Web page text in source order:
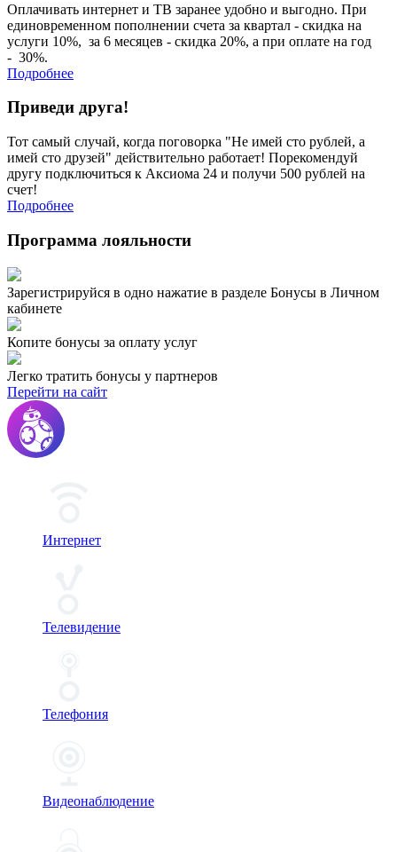
Оплачивать интернет и ТВ заранее удобно и выгодно. При
единовременном пополнении счета за квартал - скидка на
услуги 10%, за 6 месяцев - скидка 20%, а при оплате на год
- 30%.
Подробнее
Приведи друга!
Тот самый случай, когда поговорка "Не имей сто рублей, а
имей сто друзей" действительно работает! Порекомендуй
другу подключиться к Аксиома 24 и получи 500 рублей на
счет!
Подробнее
Программа лояльности
Зарегистрируйся в одно нажатие в разделе Бонусы в Личном
кабинете
Копите бонусы за оплату услуг
Легко тратить бонусы у партнеров
Перейти на сайт
Интернет
Телевидение
Телефония
Видеонаблюдение